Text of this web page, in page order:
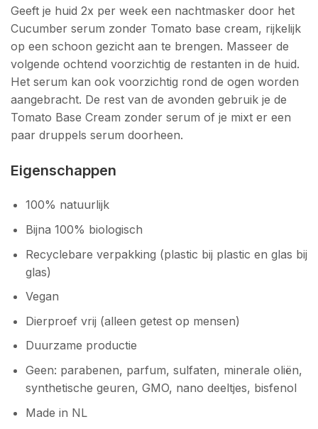
Geeft je huid 2x per week een nachtmasker door het
Cucumber serum zonder Tomato base cream, rijkelijk
op een schoon gezicht aan te brengen. Masseer de
volgende ochtend voorzichtig de restanten in de huid.
Het serum kan ook voorzichtig rond de ogen worden
aangebracht. De rest van de avonden gebruik je de
Tomato Base Cream zonder serum of je mixt er een
paar druppels serum doorheen.
Eigenschappen
100% natuurlijk
Bijna 100% biologisch
Recyclebare verpakking (plastic bij plastic en glas bij
glas)
Vegan
Dierproef vrij (alleen getest op mensen)
Duurzame productie
Geen: parabenen, parfum, sulfaten, minerale oliën,
synthetische geuren, GMO, nano deeltjes, bisfenol
Made in NL